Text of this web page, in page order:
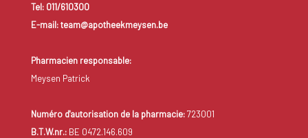
Tel: 011/610300
E-mail: team@apotheekmeysen.be
Pharmacien responsable:
Meysen Patrick
Numéro d'autorisation de la pharmacie:723001
B.T.W.nr.:BE 0472.146.609